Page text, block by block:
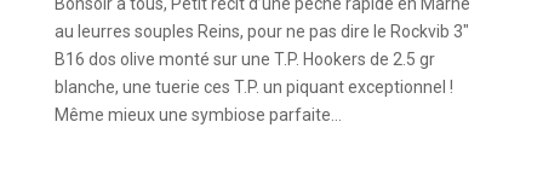
au leurres souples Reins, pour ne pas dire le Rockvib 3″
B16 dos olive monté sur une T.P. Hookers de 2.5 gr
blanche, une tuerie ces T.P. un piquant exceptionnel !
Même mieux une symbiose parfaite...